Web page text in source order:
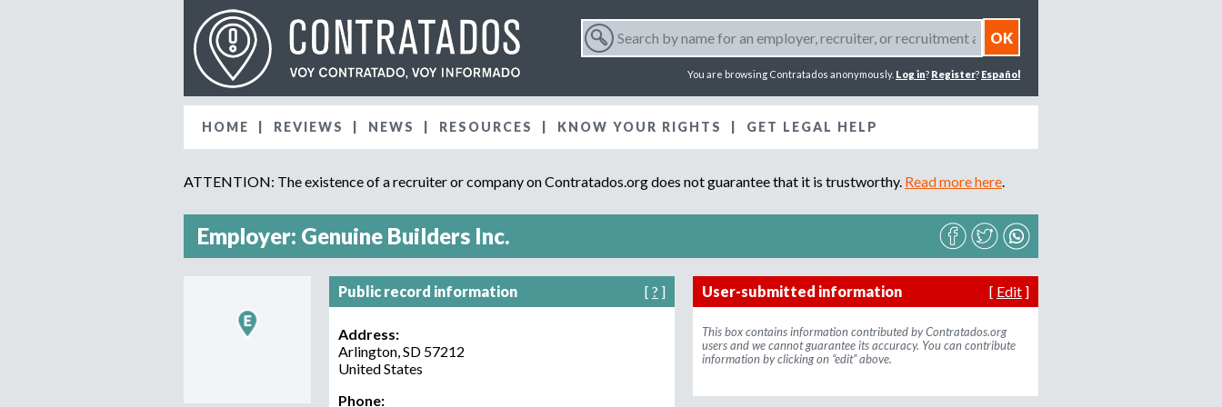
S
e
a
r
h
S
e
c
h
b
n
r
Español
You are browsing Contratados anonymously. Log in? Register?
HOME REVIEWS NEWS RESOURCES KNOW YOUR RIGHTS GET LEGAL HELP
ATTENTION: The existence of a recruiter or company on Contratados.org does not guarantee that it is trustworthy. Read more here.
Employer: Genuine Builders Inc.
Public record information [ ? ]
Address:
Arlington,SD 57212
United States
Phone:
User-submitted information [ Edit ]
This box contains information contributed by Contratados.org
users and we cannot guarantee its accuracy. You can contribute
information by clicking on “edit” above.